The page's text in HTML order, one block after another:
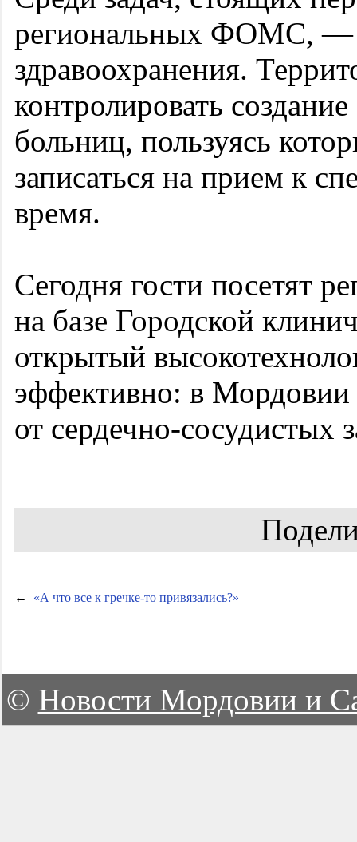
региональных ФОМС, —
здравоохранения.
контролировать
больниц, пользуясь
записаться на прием к
время.
Сегодня гости посетят
на базе Городской
открытый
эффективно: в Мордовии
от сердечно-сосудистых
← «А что все к гречке-то привязались?»
© Новости Мордовии и